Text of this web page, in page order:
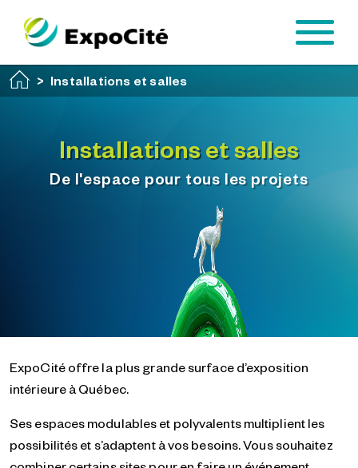
Passer au contenu principal
Installations et salles
Installations et salles
De l'espace pour tous les projets
ExpoCité offre la plus grande surface d’exposition
intérieure à Québec.
Ses espaces modulables et polyvalents multiplient les
possibilités et s’adaptent à vos besoins. Vous souhaitez